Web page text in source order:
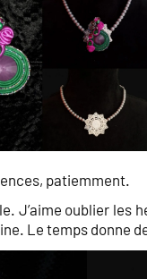
patiemment.
J’aime oublier les
Le temps donne